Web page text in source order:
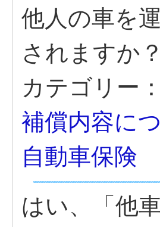
他人の車を
されますか？
カテゴリー：
補償内容に
自動車保険
はい、「他